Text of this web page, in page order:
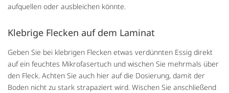
aufquellen oder ausbleichen könnte.
Klebrige Flecken auf dem Laminat
Geben Sie bei klebrigen Flecken etwas verdünnten Essig direkt
auf ein feuchtes Mikrofasertuch und wischen Sie mehrmals über
den Fleck. Achten Sie auch hier auf die Dosierung, damit der
Boden nicht zu stark strapaziert wird. Wischen Sie anschließend